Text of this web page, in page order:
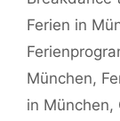
Ferien in
München,
in München,